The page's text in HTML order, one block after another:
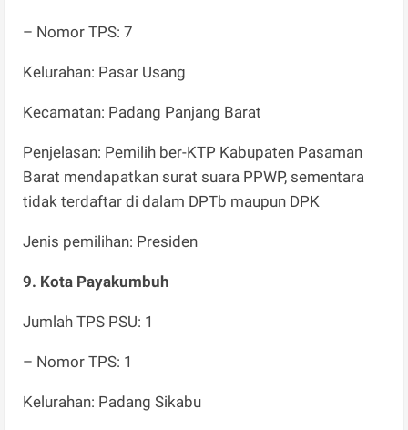
– Nomor TPS: 7
Kelurahan: Pasar Usang
Kecamatan: Padang Panjang Barat
Penjelasan: Pemilih ber-KTP Kabupaten Pasaman
Barat mendapatkan surat suara PPWP, sementara
tidak terdaftar di dalam DPTb maupun DPK
Jenis pemilihan: Presiden
9. Kota Payakumbuh
Jumlah TPS PSU: 1
– Nomor TPS: 1
Kelurahan: Padang Sikabu